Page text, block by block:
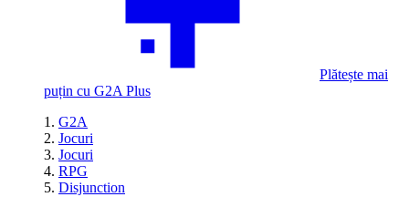
Plătește mai
puțin cu G2A Plus
G2A
Jocuri
Jocuri
RPG
Disjunction